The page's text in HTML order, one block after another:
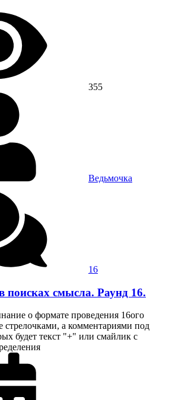
355
Ведьмочка
16
поисках смысла. Раунд 16.
о формате проведения 16ого
стрелочками, а комментариями под
будет текст "+" или смайлик с